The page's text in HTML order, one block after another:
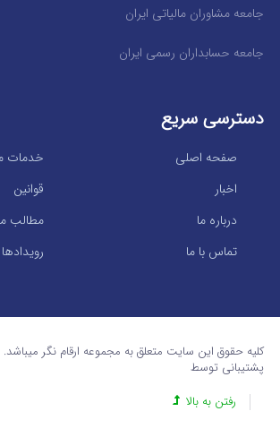
جامعه مشاوران مالیاتی ایران
جامعه حسابداران رسمی ایران
دسترسی سریع
خدمات
صفحه اصلی
قوانین
اخبار
مطالب
درباره ما
رویدادها
تماس با ما
کلیه حقوق این سایت متعلق به مجموعه ارقام نگر
پشتیبانی توسط
رفتن به بالا